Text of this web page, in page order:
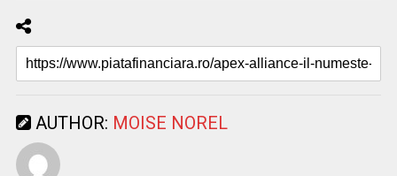
AUTHOR: MOISE NOREL